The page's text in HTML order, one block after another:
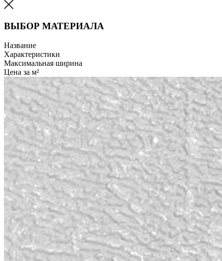
ВЫБОР МАТЕРИАЛА
Название
Характеристики
Максимальная ширина
Цена за м²